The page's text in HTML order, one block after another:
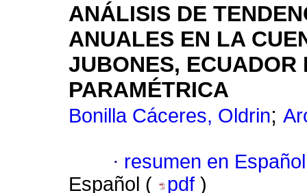
ANÁLISIS DE
ANUALES EN LA
JUBONES, ECUADOR
PARAMÉTRICA
Bonilla Cáceres, Oldrin;
· resumen en Español
Español (
pdf )